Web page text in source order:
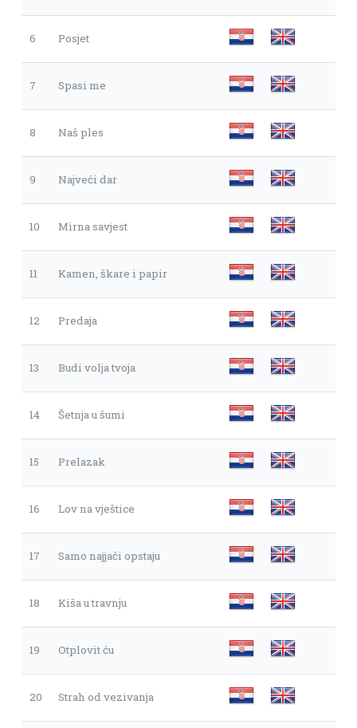
6 Posjet
7 Spasi me
8 Naš ples
9 Najveći dar
10 Mirna savjest
11 Kamen, škare i papir
12 Predaja
13 Budi volja tvoja
14 Šetnja u šumi
15 Prelazak
16 Lov na vještice
17 Samo najjači opstaju
18 Kiša u travnju
19 Otplovit ću
20 Strah od vezivanja